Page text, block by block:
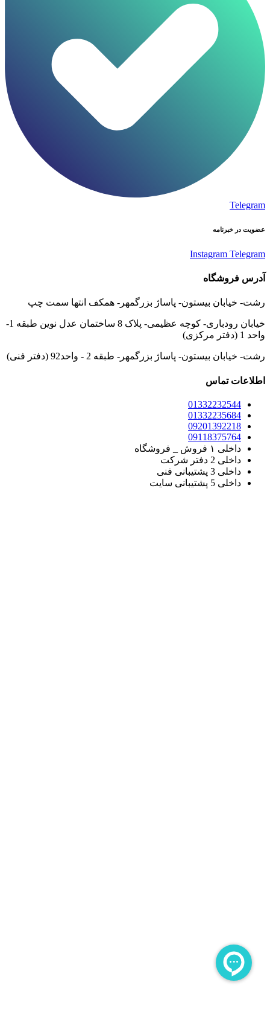
Telegram
عضویت در خبرنامه
Instagram Telegram
آدرس فروشگاه
رشت- خیابان بیستون- پاساژ بزرگمهر- همکف انتها سمت چپ
خیابان رودباری- کوچه عظیمی- پلاک 8 ساختمان عدل نوین طبقه 1-
واحد 1 (دفتر مرکزی)
رشت- خیابان بیستون- پاساژ بزرگمهر- طبقه 2 - واحد92 (دفتر فنی)
اطلاعات تماس
01332232544
01332235684
09201392218
09118375764
داخلی ۱ فروش _ فروشگاه
داخلی 2 دفتر شرکت
داخلی 3 پشتیبانی فنی
داخلی 5 پشتیبانی سایت
تمامی حقوق مادی و معنوی این سایت برای مجموعه هوشمند